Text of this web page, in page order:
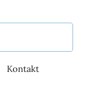
Kontakt